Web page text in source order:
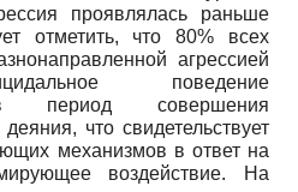
проявлялась раньше
отметить, что 80% всех
агрессией
поведение
в период совершения
что свидетельствует
механизмов в ответ на
воздействие. На